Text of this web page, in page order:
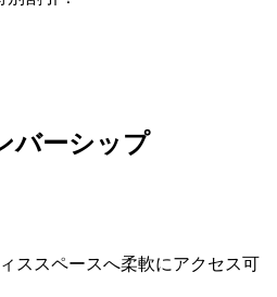
バーシップ
ススペースへ柔軟にアクセス可